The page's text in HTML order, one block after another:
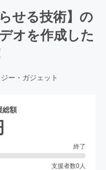
せる技術】の
オを作成した
ー・ガジェット
総額
終了
支援者数0 人